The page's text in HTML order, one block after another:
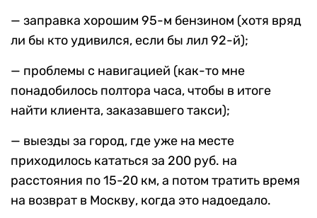
— заправка хорошим 95-м бензином (хотя вряд
ли бы кто удивился, если бы лил 92-й);
— проблемы с навигацией (как-то мне
понадобилось полтора часа, чтобы в итоге
найти клиента, заказавшего такси);
— выезды за город, где уже на месте
приходилось кататься за 200 руб. на
расстояния по 15-20 км, а потом тратить время
на возврат в Москву, когда это надоедало.